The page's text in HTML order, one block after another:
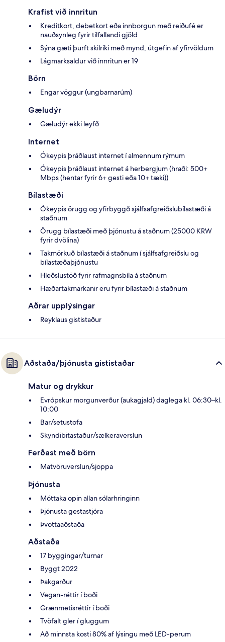
Krafist við innritun
Kreditkort, debetkort eða innborgun með reiðufé er
nauðsynleg fyrir tilfallandi gjöld
Sýna gæti þurft skilríki með mynd, útgefin af yfirvöldum
Lágmarksaldur við innritun er 19
Börn
Engar vöggur (ungbarnarúm)
Gæludýr
Gæludýr ekki leyfð
Internet
Ókeypis þráðlaust internet í almennum rýmum
Ókeypis þráðlaust internet á herbergjum (hraði: 500+
Mbps (hentar fyrir 6+ gesti eða 10+ tæki))
Bílastæði
Ókeypis örugg og yfirbyggð sjálfsafgreiðslubílastæði á
staðnum
Örugg bílastæði með þjónustu á staðnum (25000 KRW
fyrir dvölina)
Takmörkuð bílastæði á staðnum í sjálfsafgreiðslu og
bílastæðaþjónustu
Hleðslustöð fyrir rafmagnsbíla á staðnum
Hæðartakmarkanir eru fyrir bílastæði á staðnum
Aðrar upplýsingar
Reyklaus gististaður
Aðstaða/þjónusta gististaðar
Matur og drykkur
Evrópskur morgunverður (aukagjald) daglega kl. 06:30–kl.
10:00
Bar/setustofa
Skyndibitastaður/sælkeraverslun
Ferðast með börn
Matvöruverslun/sjoppa
Þjónusta
Móttaka opin allan sólarhringinn
Þjónusta gestastjóra
Þvottaaðstaða
Aðstaða
17 byggingar/turnar
Byggt 2022
Þakgarður
Vegan-réttir í boði
Grænmetisréttir í boði
Tvöfalt gler í gluggum
Að minnsta kosti 80% af lýsingu með LED-perum